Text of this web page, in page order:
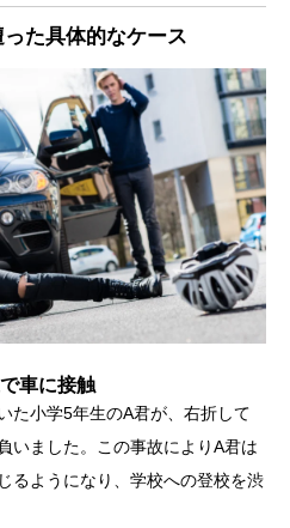
た具体的なケース
車に接触
た小学5年生のA君が、右折して
いました。この事故によりA君は
るようになり、学校への登校を渋